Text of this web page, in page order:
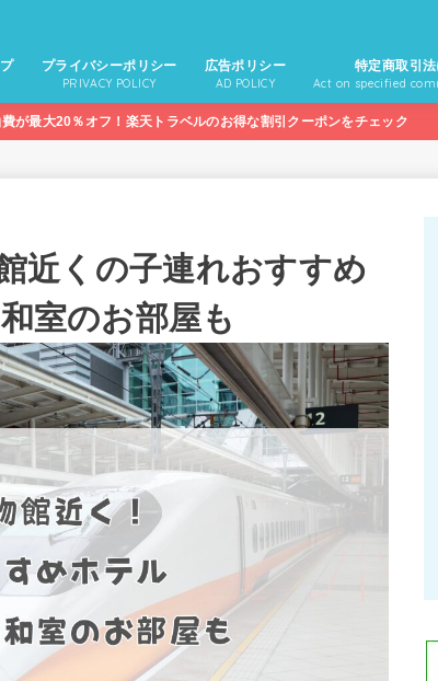
プライバシーポリシー
PRIVACY POLICY
広告ポリシー
AD POLICY
特定商取引
Act on specified
が最大20％オフ！楽天トラベルのお得な割引クーポンをチェック
近くの子連れおすすめ
室のお部屋も